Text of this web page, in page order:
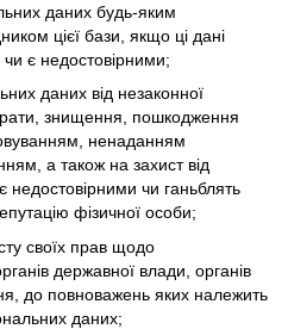
даних будь-яким
цієї бази, якщо ці дані
є недостовірними;
даних від незаконної
знищення, пошкодження
ненаданням
а також на захист від
чи ганьблять
фізичної особи;
своїх прав щодо
державної влади, органів
до повноважень яких належить
даних;